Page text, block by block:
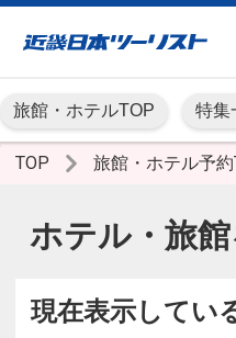
旅館・ホテルTOP 特集
TOP 旅館・ホテル予約
ホテル・旅
現在表示してい